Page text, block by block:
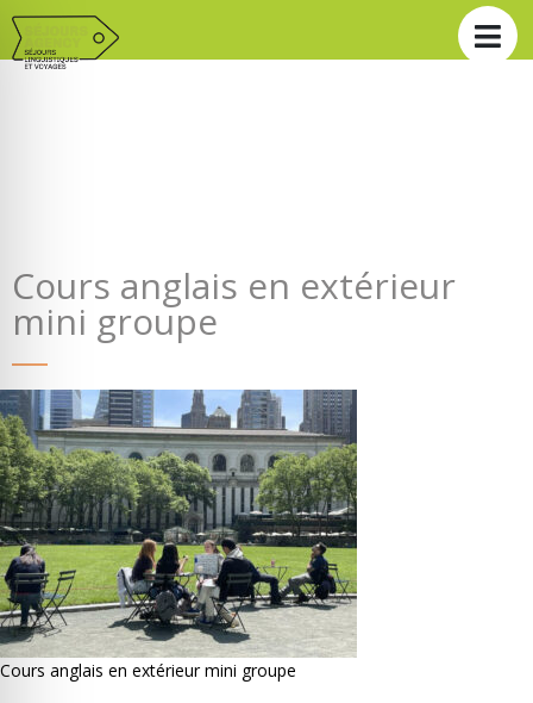
Cours anglais en extérieur
mini groupe
Cours anglais en extérieur mini groupe